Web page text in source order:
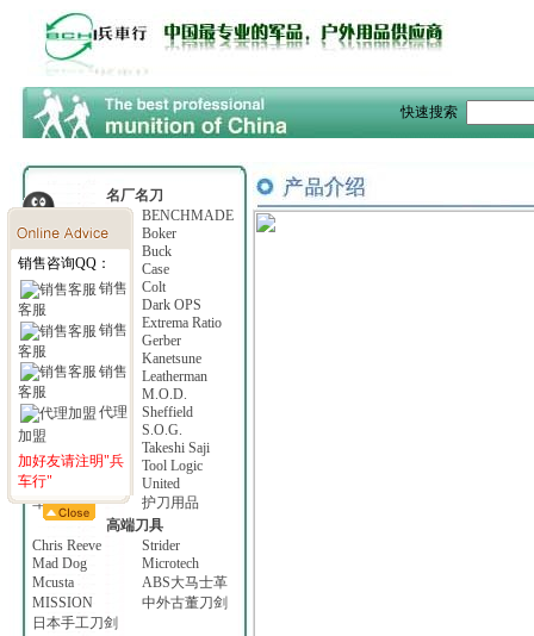
快速搜索
名厂名刀
BENCHMADE
Beretta
Boker
Browning
Buck
Camillus
Case
COLD STEEL
Colt
Columbia River
Dark OPS
Emerson
Extrema Ratio
Fallkniven
Gerber
KaBar
Kanetsune
Kershaw
Leatherman
Lone Wolf
M.O.D.
Ontario
Sheffield
Smith & Wesson
S.O.G.
SPYDERCO
Takeshi Saji
Timberline
Tool Logic
T.O.P.S.
United
军用刀具
护刀用品
高端刀具
Chris Reeve
Strider
Mad Dog
Microtech
Mcusta
ABS大马士革
MISSION
中外古董刀剑
日本手工刀剑
销售咨询QQ：
销售
客服
销售
客服
销售
客服
代理
加盟
加好友请注明"兵
车行"